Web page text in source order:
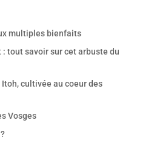
multiples bienfaits
: tout savoir sur cet arbuste du
cultivée au coeur des
Vosges